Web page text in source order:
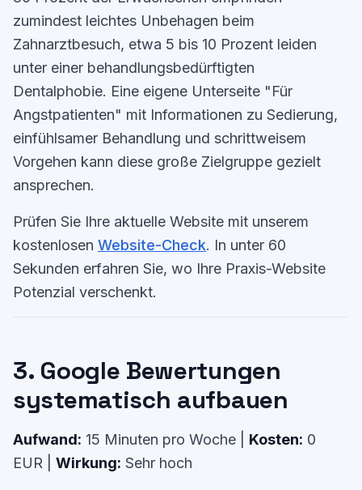
zumindest leichtes Unbehagen beim
Zahnarztbesuch, etwa 5 bis 10 Prozent leiden
unter einer behandlungsbedürftigten
Dentalphobie. Eine eigene Unterseite "Für
Angstpatienten" mit Informationen zu Sedierung,
einfühlsamer Behandlung und schrittweisem
Vorgehen kann diese große Zielgruppe gezielt
ansprechen.
Prüfen Sie Ihre aktuelle Website mit unserem
kostenlosen Website-Check. In unter 60
Sekunden erfahren Sie, wo Ihre Praxis-Website
Potenzial verschenkt.
3. Google Bewertungen
systematisch aufbauen
Aufwand: 15 Minuten pro Woche | Kosten: 0
EUR | Wirkung: Sehr hoch